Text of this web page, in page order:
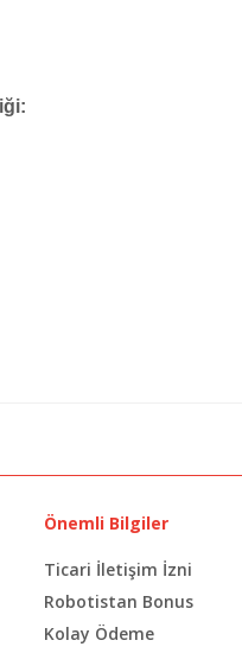
Önemli Bilgiler
Ticari İletişim İzni
Robotistan Bonus
Kolay Ödeme